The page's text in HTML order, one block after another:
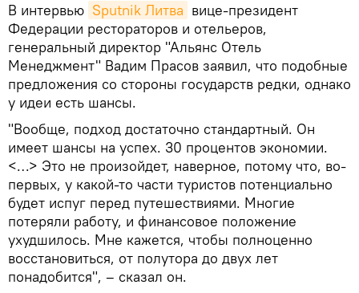
В интервью Sputnik Литва вице-президент
Федерации рестораторов и отельеров,
генеральный директор "Альянс Отель
Менеджмент" Вадим Прасов заявил, что подобные
предложения со стороны государств редки, однако
у идеи есть шансы.
"Вообще, подход достаточно стандартный. Он
имеет шансы на успех. 30 процентов экономии.
<…> Это не произойдет, наверное, потому что, во-
первых, у какой-то части туристов потенциально
будет испуг перед путешествиями. Многие
потеряли работу, и финансовое положение
ухудшилось. Мне кажется, чтобы полноценно
восстановиться, от полутора до двух лет
понадобится", – сказал он.